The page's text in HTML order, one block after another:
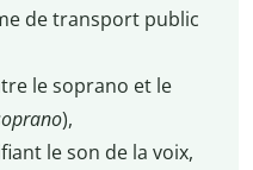
de transport public
le soprano et le
),
le son de la voix,